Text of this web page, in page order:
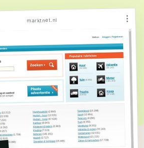
marktnet.nl ⋮